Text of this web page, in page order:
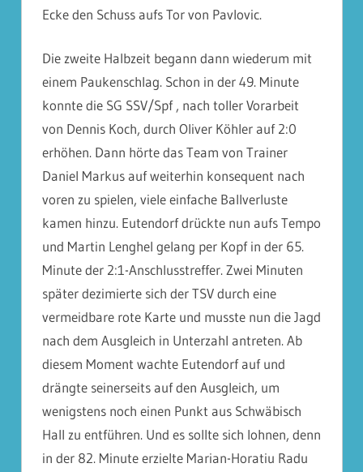
Ecke den Schuss aufs Tor von Pavlovic.
Die zweite Halbzeit begann dann wiederum mit
einem Paukenschlag. Schon in der 49. Minute
konnte die SG SSV/Spf , nach toller Vorarbeit
von Dennis Koch, durch Oliver Köhler auf 2:0
erhöhen. Dann hörte das Team von Trainer
Daniel Markus auf weiterhin konsequent nach
voren zu spielen, viele einfache Ballverluste
kamen hinzu. Eutendorf drückte nun aufs Tempo
und Martin Lenghel gelang per Kopf in der 65.
Minute der 2:1-Anschlusstreffer. Zwei Minuten
später dezimierte sich der TSV durch eine
vermeidbare rote Karte und musste nun die Jagd
nach dem Ausgleich in Unterzahl antreten. Ab
diesem Moment wachte Eutendorf auf und
drängte seinerseits auf den Ausgleich, um
wenigstens noch einen Punkt aus Schwäbisch
Hall zu entführen. Und es sollte sich lohnen, denn
in der 82. Minute erzielte Marian-Horatiu Radu